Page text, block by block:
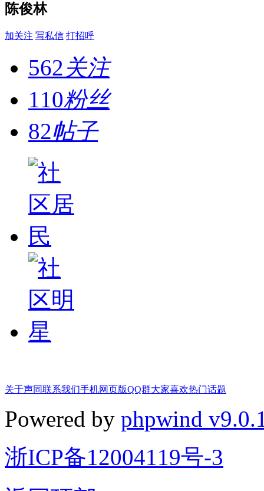
陈俊林
加关注 写私信 打招呼
562关注
110粉丝
82帖子
关于声同联系我们手机网页版QQ群大家喜欢热门话题
Powered by phpwind
浙ICP备12004119号-3